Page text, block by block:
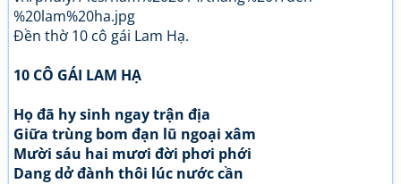
Đền thờ 10 cô gái Lam Hạ.
10 CÔ GÁI LAM HẠ
Họ đã hy sinh ngay trận địa
Giữa trùng bom đạn lũ ngoại xâm
Mười sáu hai mươi đời phơi phới
Dang dở đành thôi lúc nước cần